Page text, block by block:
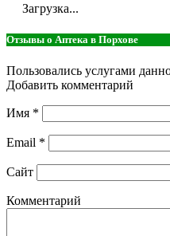
Загрузка...
Отзывы о Аптека в Порхове
Пользовались услугами
Добавить комментарий
Имя *
Email *
Сайт
Комментарий